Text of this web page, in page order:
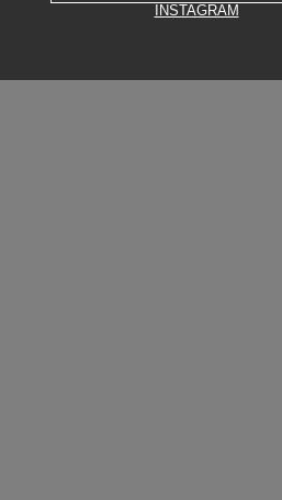
INSTAGRAM